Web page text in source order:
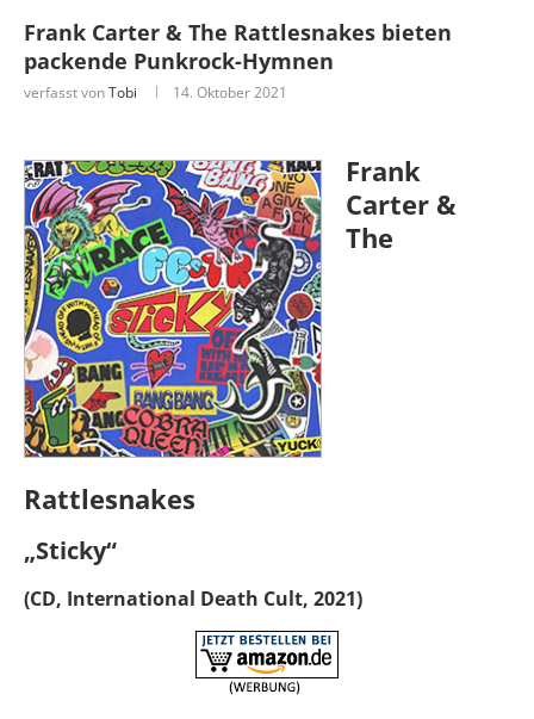
Frank Carter & The Rattlesnakes bieten
packende Punkrock-Hymnen
verfasst vonTobi 14. Oktober 2021
Frank
Carter &
The
Rattlesnakes
„Sticky“
(CD, International Death Cult, 2021)